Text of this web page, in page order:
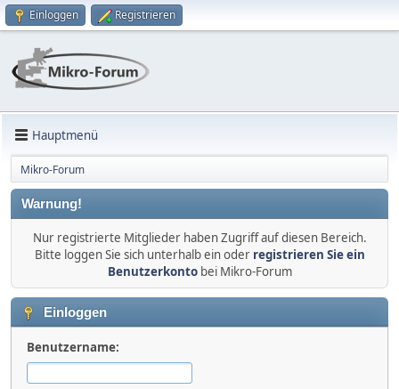
Einloggen Registrieren
Hauptmenü
Mikro-Forum
Warnung!
Nur registrierte Mitglieder haben Zugriff auf diesen Bereich.
Bitte loggen Sie sich unterhalb ein oder registrieren Sie ein
Benutzerkontobei Mikro-Forum
Einloggen
Benutzername: